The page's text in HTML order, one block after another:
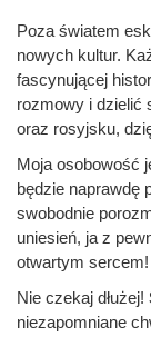
Poza światem
nowych kultur.
fascynującej
rozmowy i dzielić
oraz rosyjsku,
Moja osobowość
będzie naprawdę
swobodnie
uniesień, ja z
otwartym sercem!
Nie czekaj dłużej!
niezapomniane